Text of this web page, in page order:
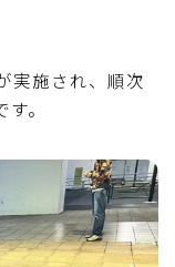
実施され、順次
。